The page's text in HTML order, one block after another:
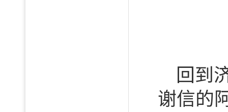
回到
谢信的